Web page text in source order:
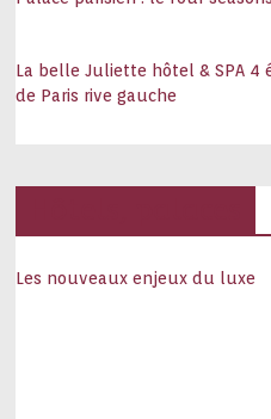
La belle Juliette hôtel & SPA 4
de Paris rive gauche
Les nouveaux enjeux du luxe